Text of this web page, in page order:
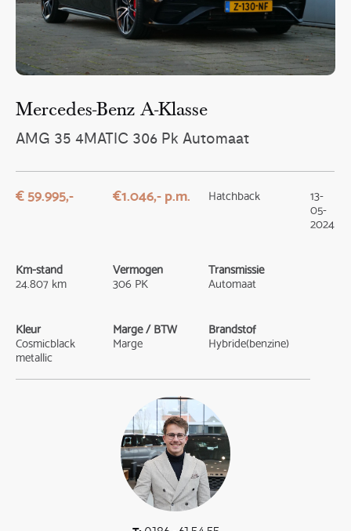
Mercedes-Benz A-Klasse
AMG 35 4MATIC 306 Pk Automaat
€ 59.995,- €1.046,- p.m. Hatchback 13-
05-
2024
Km-stand
24.807 km
Vermogen
306 PK
Transmissie
Automaat
Kleur
Cosmicblack
metallic
Marge / BTW
Marge
Brandstof
Hybride(benzine)